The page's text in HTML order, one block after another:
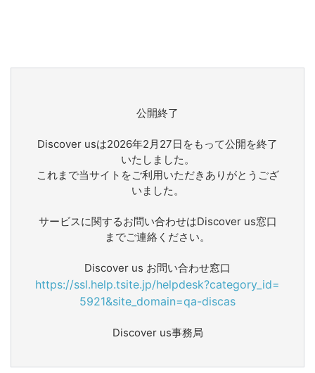
公開終了
Discover usは2026年2月27日をもって公開を終了
いたしました。
これまで当サイトをご利用いただきありがとうござ
いました。
サービスに関するお問い合わせはDiscover us窓口
までご連絡ください。
Discover us お問い合わせ窓口
https://ssl.help.tsite.jp/helpdesk?category_id=
5921&site_domain=qa-discas
Discover us事務局